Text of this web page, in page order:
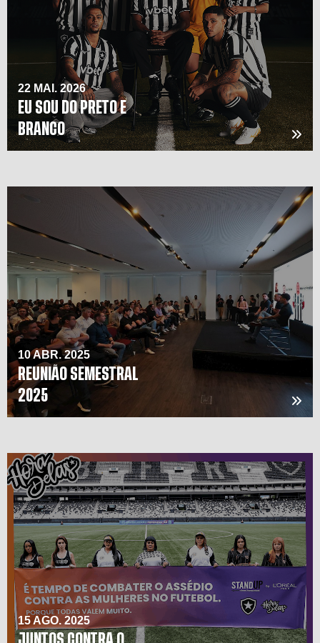
22 MAI. 2026
EU SOU DO PRETO E
BRANCO
10 ABR. 2025
REUNIÃO SEMESTRAL
2025
15 AGO. 2025
JUNTOS CONTRA O